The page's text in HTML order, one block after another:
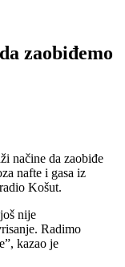
zaobiđemo
načine da zaobiđe
nafte i gasa iz
Košut.
nije
Radimo
kazao je